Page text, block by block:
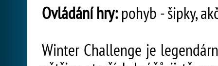
Ovládání hry:pohyb - šipky,
Winter Challenge je